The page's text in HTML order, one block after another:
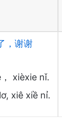
，谢谢
xièxie nǐ.
xiê xiề nỉ.